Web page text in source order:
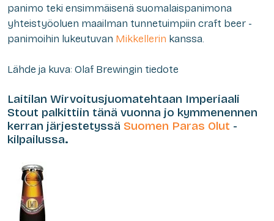
panimo teki ensimmäisenä suomalaispanimona
yhteistyöoluen maailman tunnetuimpiin craft beer -
panimoihin lukeutuvan Mikkellerin kanssa.
Lähde ja kuva: Olaf Brewingin tiedote
Laitilan Wirvoitusjuomatehtaan Imperiaali
Stout palkittiin tänä vuonna jo kymmenennen
kerran järjestetyssä Suomen Paras Olut -
kilpailussa.